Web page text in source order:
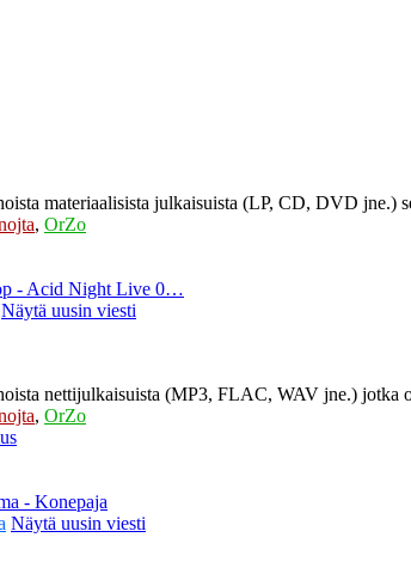
materiaalisista julkaisuista (LP, CD, DVD
, OrZo
- Acid Night Live 0…
Näytä uusin viesti
nettijulkaisuista (MP3, FLAC, WAV jne.) jotka
, OrZo
- Konepaja
Näytä uusin viesti